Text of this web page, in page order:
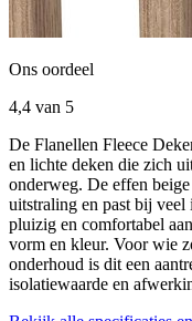
Ons oordeel
4,4 van 5
De Flanellen Fleece
en lichte deken die zich
onderweg. De effen
uitstraling en past bij
pluizig en comfortabel
vorm en kleur. Voor wie
onderhoud is dit een
isolatiewaarde en